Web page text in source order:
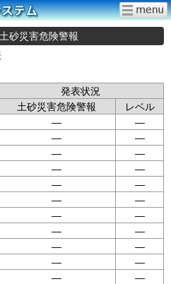
砂災害危険警報
発表状況
土砂災害危険警報
レベル
—
—
—
—
—
—
—
—
—
—
—
—
—
—
—
—
— —
—
—
—
—